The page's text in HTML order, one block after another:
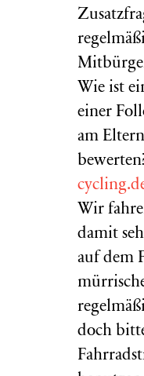
Wie ist
einer
am
Wir
damit
auf dem
doch